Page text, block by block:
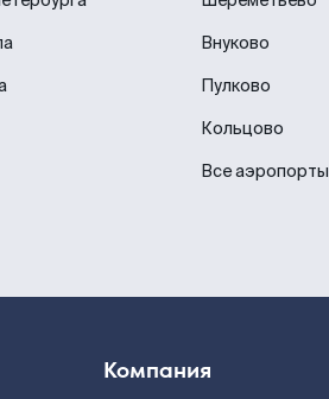
Внуково
Пулково
Кольцово
Все аэропорты
Компания